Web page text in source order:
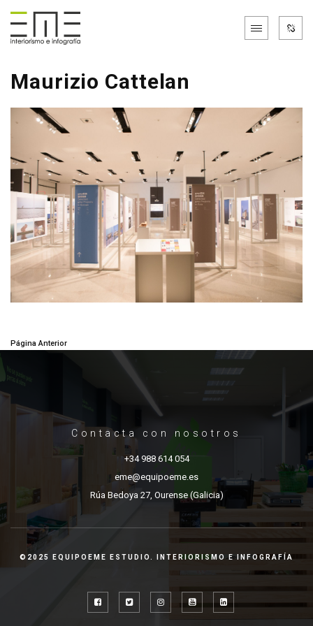
Maurizio Cattelan
Página Anterior
Contacta con nosotros
+34 988 614 054
eme@equipoeme.es
Rúa Bedoya 27, Ourense (Galicia)
©2025 EQUIPOEME ESTUDIO. INTERIORISMO E INFOGRAFÍA